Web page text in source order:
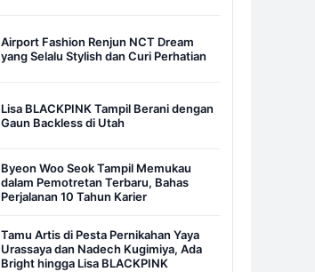
Airport Fashion Renjun NCT Dream
yang Selalu Stylish dan Curi Perhatian
Lisa BLACKPINK Tampil Berani dengan
Gaun Backless di Utah
Byeon Woo Seok Tampil Memukau
dalam Pemotretan Terbaru, Bahas
Perjalanan 10 Tahun Karier
Tamu Artis di Pesta Pernikahan Yaya
Urassaya dan Nadech Kugimiya, Ada
Bright hingga Lisa BLACKPINK